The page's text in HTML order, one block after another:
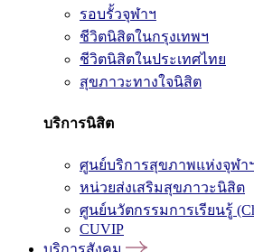
รอบรั้วจุฬาฯ
ชีวิตนิสิตในกรุงเทพฯ
ชีวิตนิสิตในประเทศไทย
สุขภาวะทางใจนิสิต
บริการนิสิต
ศูนย์บริการสุขภาพแห่งจุฬา
หน่วยส่งเสริมสุขภาวะนิสิต
ศูนย์นวัตกรรมการเรียนรู้
CUVIP